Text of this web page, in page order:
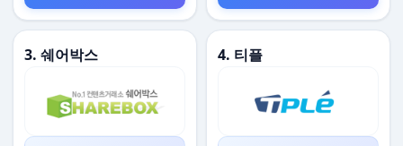
3. 쉐어박스 4. 티플